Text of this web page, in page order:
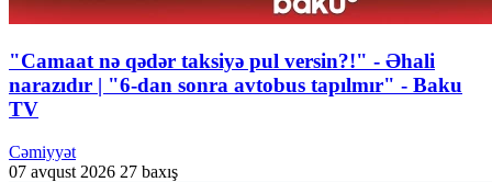
"Camaat nə qədər taksiyə pul versin?!" - Əhali
narazıdır | "6-dan sonra avtobus tapılmır" - Baku
TV
Cəmiyyət
07 avqust 2026 27 baxış